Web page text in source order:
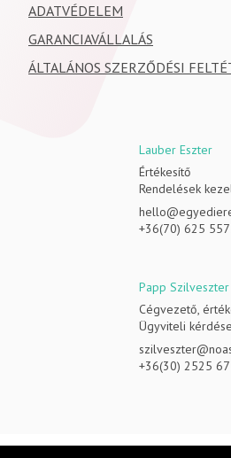
ADATVÉDELEM
GARANCIAVÁLLALÁS
ÁLTALÁNOS SZERZŐDÉSI
Lauber Eszter
Értékesítő
Rendelések
+36(70) 625
Papp Szilveszter
Cégvezető,
Ügyviteli
+36(30) 2525